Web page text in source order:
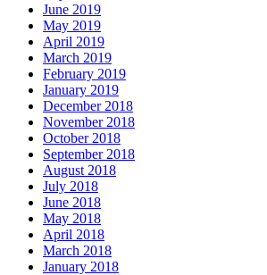
June 2019
May 2019
April 2019
March 2019
February 2019
January 2019
December 2018
November 2018
October 2018
September 2018
August 2018
July 2018
June 2018
May 2018
April 2018
March 2018
January 2018